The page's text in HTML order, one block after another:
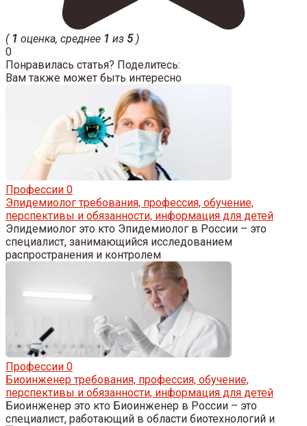
( 1 оценка, среднее 1 из 5)
0
Понравилась статья? Поделитесь:
Вам также может быть интересно
Профессии 0
Эпидемиолог требования, профессия, обучение,
перспективы и обязанности, информация для детей
Эпидемиолог это кто Эпидемиолог в России – это
специалист, занимающийся исследованием
распространения и контролем
Профессии 0
Биоинженер требования, профессия, обучение,
перспективы и обязанности, информация для детей
Биоинженер это кто Биоинженер в России – это
специалист, работающий в области биотехнологий и